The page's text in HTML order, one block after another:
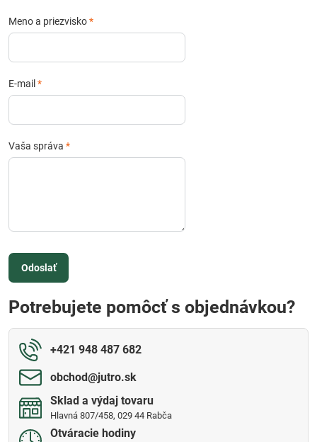
Meno a priezvisko*
E-mail *
Vaša správa *
Odoslať
Potrebujete pomôcť s objednávkou?
+421 948 487 682
obchod​@jutro​.sk
Sklad a výdaj tovaru
Hlavná 807/458, 029 44 Rabča
Otváracie hodiny